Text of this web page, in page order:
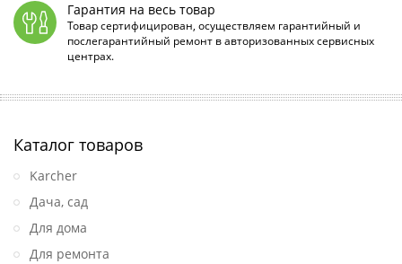
Гарантия на весь товар
Товар сертифицирован, осуществляем гарантийный и
послегарантийный ремонт в авторизованных сервисных
центрах.
Каталог товаров
Karcher
Дача, сад
Для дома
Для ремонта